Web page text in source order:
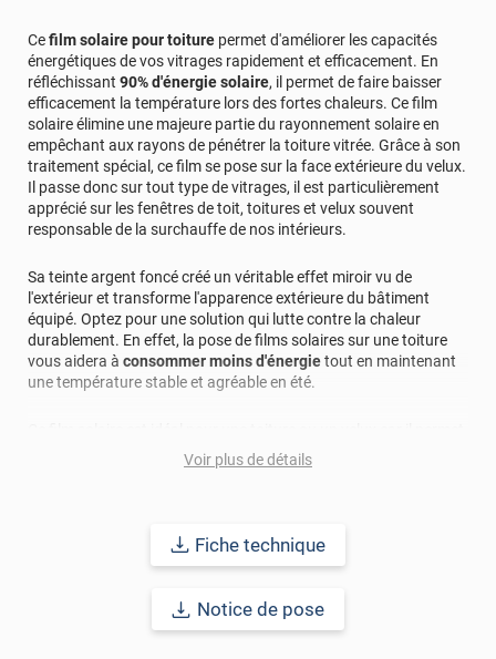
Cefilm solaire pour toiture permet d'améliorer les capacités
énergétiques de vos vitrages rapidement et efficacement. En
réfléchissant 90% d'énergie solaire, il permet de faire baisser
efficacement la température lors des fortes chaleurs. Ce film
solaire élimine une majeure partie du rayonnement solaire en
empêchant aux rayons de pénétrer la toiture vitrée. Grâce à son
traitement spécial, ce film se pose sur la face extérieure du velux.
Il passe donc sur tout type de vitrages, il est particulièrement
apprécié sur les fenêtres de toit, toitures et velux souvent
responsable de la surchauffe de nos intérieurs.
Sa teinte argent foncé créé un véritable effet miroir vu de
l'extérieur et transforme l'apparence extérieure du bâtiment
équipé. Optez pour une solution qui lutte contre la chaleur
durablement. En effet, la pose de films solaires sur une toiture
vous aidera à consommer moins d'énergietout en maintenant
une température stable et agréable en été.
réduire de 90% l'éblouissement
. Il affaiblit de manière
importante l'intensité du soleil qui passe à travers le vitrage et
lumière naturelle mais protège de ce phénomène très
inconfortable au bureau comme à la maison. En
retardateur de décoloration. En effet, il limite l'effet du soleil sur
les meubles, matériaux et objets soumis aux ultraviolets du
Voir plus de détails
Fiche technique
Notice de pose